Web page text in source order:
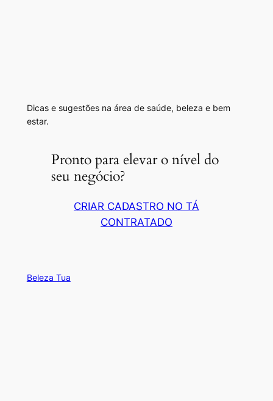
Dicas e sugestões na área de saúde, beleza e bem
estar.
Pronto para elevar o nível do
seu negócio?
CRIAR CADASTRO NO TÁ
CONTRATADO
Beleza Tua